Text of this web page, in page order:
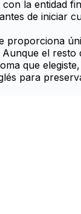
la entidad
de iniciar
proporciona
el resto
que
para